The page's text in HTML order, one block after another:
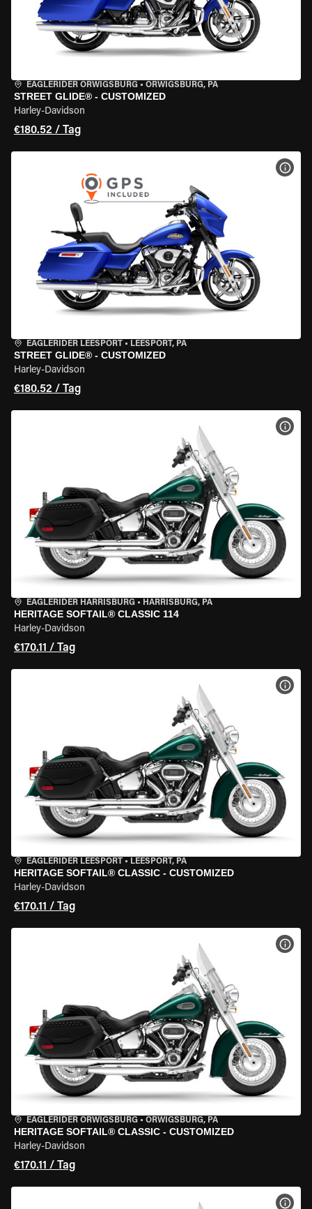
EAGLERIDER ORWIGSBURG • ORWIGSBURG, PA
STREET GLIDE® - CUSTOMIZED
Harley-Davidson
€180.52 / Tag
EAGLERIDER LEESPORT • LEESPORT, PA
STREET GLIDE® - CUSTOMIZED
Harley-Davidson
€180.52 / Tag
EAGLERIDER HARRISBURG • HARRISBURG, PA
HERITAGE SOFTAIL® CLASSIC 114
Harley-Davidson
€170.11 / Tag
EAGLERIDER LEESPORT • LEESPORT, PA
HERITAGE SOFTAIL® CLASSIC - CUSTOMIZED
Harley-Davidson
€170.11 / Tag
EAGLERIDER ORWIGSBURG • ORWIGSBURG, PA
HERITAGE SOFTAIL® CLASSIC - CUSTOMIZED
Harley-Davidson
€170.11 / Tag